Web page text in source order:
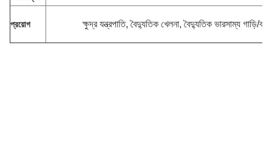
প্রয়োগ ক্ষুদ্র যন্ত্রপাতি, বৈদ্যুতিক খেলনা, বৈদ্যুতিক ভারসাম্য গাড়ি/